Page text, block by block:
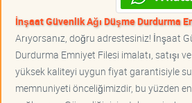
İnşaat Güvenlik Ağı Düşme Durdurma
Arıyorsanız, doğru adrestesiniz! İnşaat
Durdurma Emniyet Filesi imalatı, satışı
yüksek kaliteyi uygun fiyat garantisiyle
memnuniyeti önceliğimizdir, bu yüzden